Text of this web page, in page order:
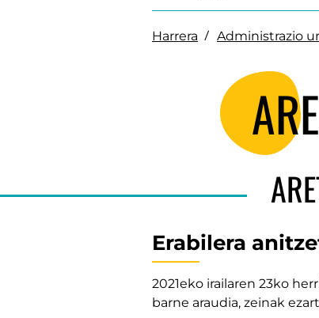
Harrera Administrazio
Erabilera
2021eko irailaren 23ko
barne araudia, zeinak